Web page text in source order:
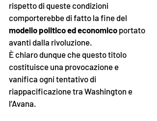
rispetto di queste condizioni
comporterebbe di fatto la fine del
modello politico ed economico portato
avanti dalla rivoluzione.
È chiaro dunque che questo titolo
costituisce una provocazione e
vanifica ogni tentativo di
riappacificazione tra Washington e
l’Avana.